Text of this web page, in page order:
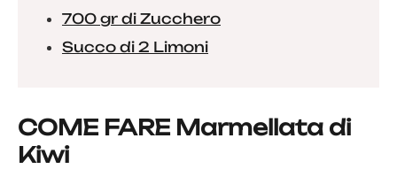
700 gr di Zucchero
Succo di 2 Limoni
COME FARE Marmellata di
Kiwi